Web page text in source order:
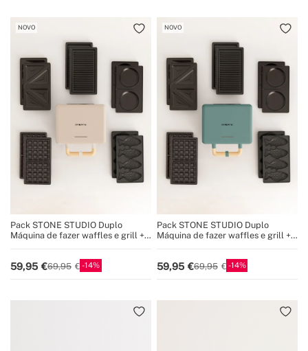
NOVO
Pack STONE STUDIO Duplo
Máquina de fazer waffles e grill +
59,95 69,95 14
NOVO
Pack STONE STUDIO Duplo
Máquina de fazer waffles e grill +
59,95 69,95 14